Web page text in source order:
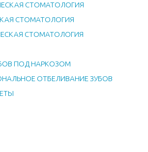
СТОМАТОЛОГИЯ
СТОМАТОЛОГИЯ
СТОМАТОЛОГИЯ
ПОД НАРКОЗОМ
ОТБЕЛИВАНИЕ ЗУБОВ